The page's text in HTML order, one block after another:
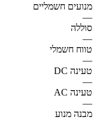
מנועים חשמליים
—
סוללה
—
טווח חשמלי
—
טעינה DC
—
טעינה AC
—
מבנה מנוע